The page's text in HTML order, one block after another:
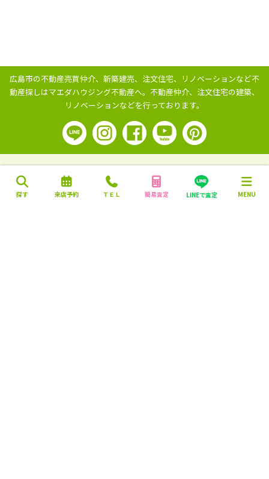
探す 来店予約 ＴＥＬ 簡易査定 LINEで査定 MENU
広島市の不動産売買仲介、新築建売、注文住宅、リノベーションなど不
動産探しはマエダハウジング不動産へ。 不動産仲介、注文住宅の建築、
リノベーションなどを行っております。